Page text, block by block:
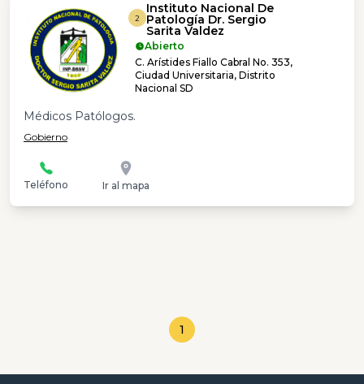
2
Instituto Nacional De
Patología Dr. Sergio
Sarita Valdez
Abierto
C. Arístides Fiallo Cabral No. 353,
Ciudad Universitaria, Distrito
Nacional SD
Médicos Patólogos.
Gobierno
Teléfono Ir al mapa
1